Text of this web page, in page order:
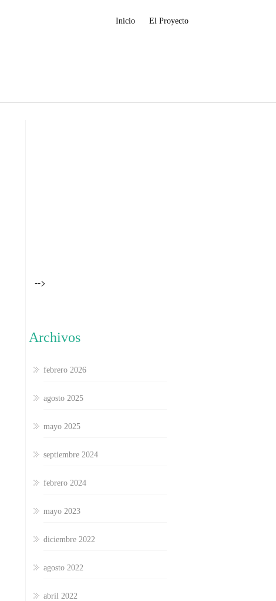
Inicio El Proyecto
-->
Archivos
febrero 2026
agosto 2025
mayo 2025
septiembre 2024
febrero 2024
mayo 2023
diciembre 2022
agosto 2022
abril 2022